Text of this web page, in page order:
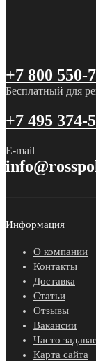
+7 800 550-
Бесплатный для
+7 495 374-
E-mail
Информация
О компании
Контакты
Доставка
Статьи
Отзывы
Вакансии
Часто
Карта сайта